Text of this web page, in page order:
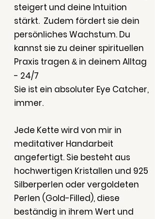
steigert und deine Intuition
stärkt. Zudem fördert sie dein
persönliches Wachstum. Du
kannst sie zu deiner spirituellen
Praxis tragen & in deinem Alltag
- 24/7
Sie ist ein absoluter Eye Catcher,
immer.
Jede Kette wird von mir in
meditativer Handarbeit
angefertigt. Sie besteht aus
hochwertigen Kristallen und 925
Silberperlen oder vergoldeten
Perlen (Gold-Filled), diese
beständig in ihrem Wert und